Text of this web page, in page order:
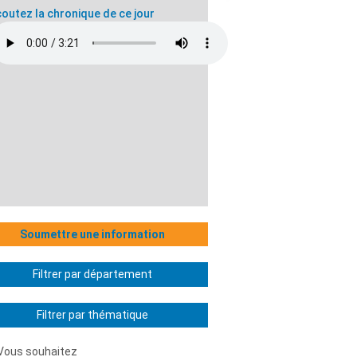
la chronique de ce jour
Soumettre une information
Filtrer par département
Filtrer par thématique
souhaitez